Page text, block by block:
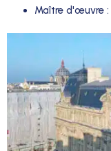
Maître d'œuvre :